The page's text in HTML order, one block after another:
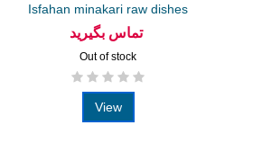
Isfahan minakari raw dishes
تماس بگیرید
Out of stock
View